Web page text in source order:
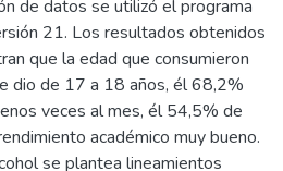
de datos se utilizó el programa
21. Los resultados obtenidos
que la edad que consumieron
dio de 17 a 18 años, él 68,2%
veces al mes, él 54,5% de
académico muy bueno.
se plantea lineamientos